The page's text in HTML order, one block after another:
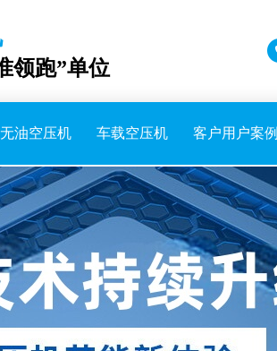
领跑”单位
无油空压机 车载空压机 客户用户案例